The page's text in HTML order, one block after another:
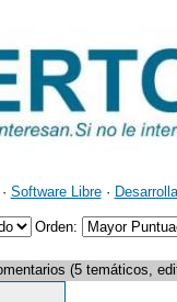
Software Libre·
Orden:
(5 temáticos,